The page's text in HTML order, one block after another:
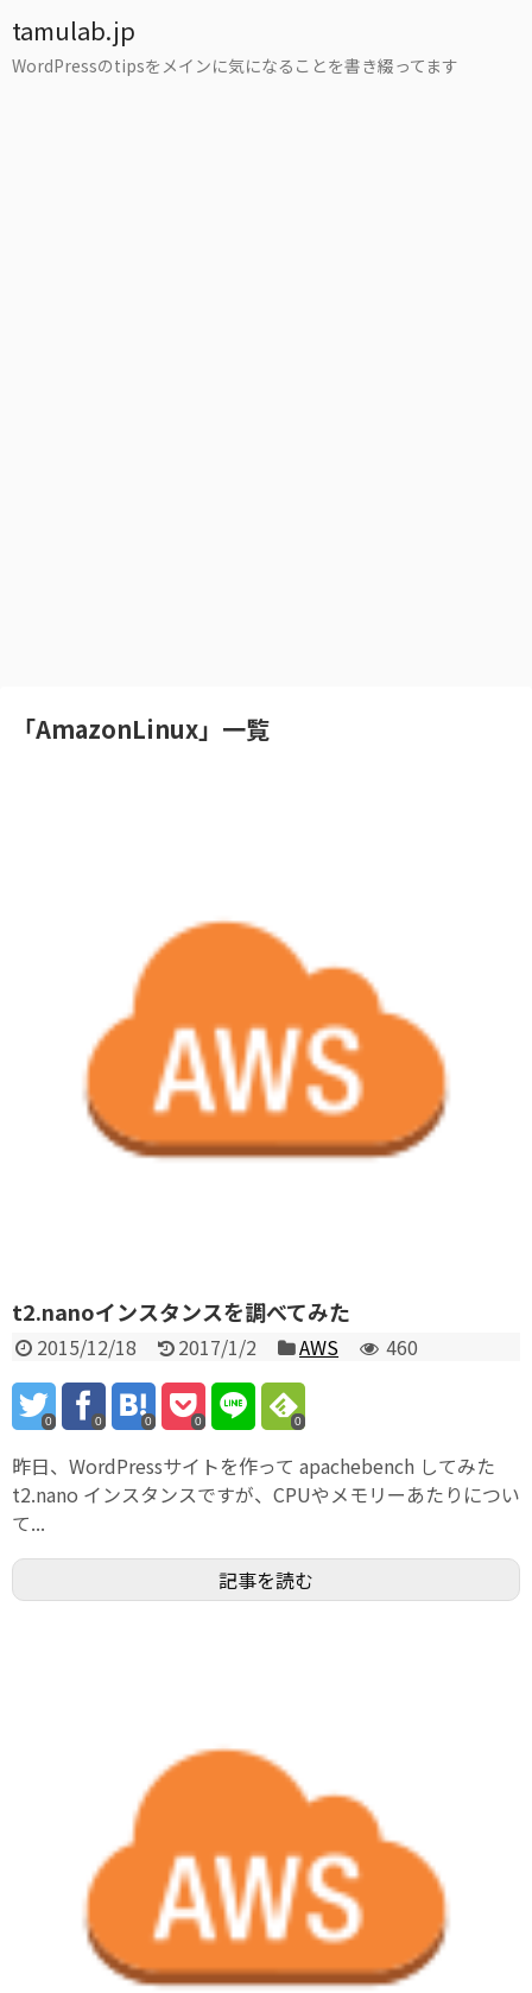
tamulab.jp
WordPressのtipsをメインに気になることを書き綴ってます
「AmazonLinux」 一覧
t2.nanoインスタンスを調べてみた
2015/12/18 2017/1/2 AWS 460
0 0 0 0 0
昨日、WordPressサイトを作って apachebench してみた
t2.nano インスタンスですが、CPUやメモリーあたりについ
て...
記事を読む